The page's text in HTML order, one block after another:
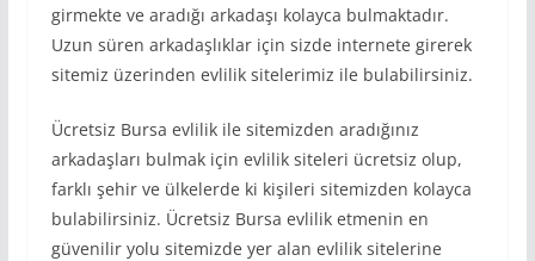
girmekte ve aradığı arkadaşı kolayca bulmaktadır.
Uzun süren arkadaşlıklar için sizde internete girerek
sitemiz üzerinden evlilik sitelerimiz ile bulabilirsiniz.
Ücretsiz Bursa evlilik ile sitemizden aradığınız
arkadaşları bulmak için evlilik siteleri ücretsiz olup,
farklı şehir ve ülkelerde ki kişileri sitemizden kolayca
bulabilirsiniz. Ücretsiz Bursa evlilik etmenin en
güvenilir yolu sitemizde yer alan evlilik sitelerine